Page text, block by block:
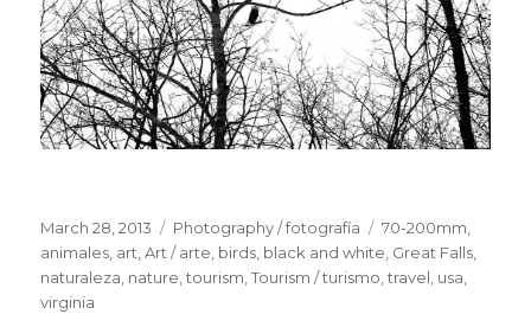
Posted
on
March 28, 2013 Categories
Photography / fotografía Tags
70-200mm
animales art ,Art / arte birds black and white Great Falls
naturaleza nature ,tourism ,Tourism / turismo ,travel usa
virginia